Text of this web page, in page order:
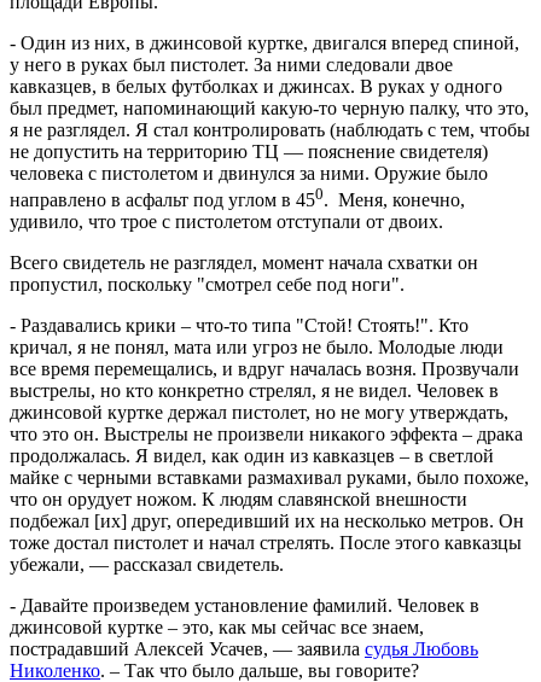
- Один из них, в джинсовой куртке, двигался вперед спиной,
у него в руках был пистолет. За ними следовали двое
кавказцев, в белых футболках и джинсах. В руках у одного
был предмет, напоминающий какую-то черную палку, что это,
я не разглядел. Я стал контролировать (наблюдать с тем, чтобы
не допустить на территорию ТЦ — пояснение свидетеля)
человека с пистолетом и двинулся за ними. Оружие было
направлено в асфальт под углом в 450. Меня, конечно,
удивило, что трое с пистолетом отступали от двоих.
Всего свидетель не разглядел, момент начала схватки он
пропустил, поскольку "смотрел себе под ноги".
- Раздавались крики – что-то типа "Стой! Стоять!". Кто
кричал, я не понял, мата или угроз не было. Молодые люди
все время перемещались, и вдруг началась возня. Прозвучали
выстрелы, но кто конкретно стрелял, я не видел. Человек в
джинсовой куртке держал пистолет, но не могу утверждать,
что это он. Выстрелы не произвели никакого эффекта – драка
продолжалась. Я видел, как один из кавказцев – в светлой
майке с черными вставками размахивал руками, было похоже,
что он орудует ножом. К людям славянской внешности
подбежал [их] друг, опередивший их на несколько метров. Он
тоже достал пистолет и начал стрелять. После этого кавказцы
убежали, — рассказал свидетель.
- Давайте произведем установление фамилий. Человек в
джинсовой куртке – это, как мы сейчас все знаем,
пострадавший Алексей Усачев, — заявила судья Любовь
Николенко. – Так что было дальше, вы говорите?